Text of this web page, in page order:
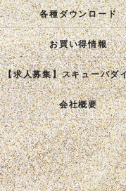
各種ダウンロード
お買い得情報
会社概要